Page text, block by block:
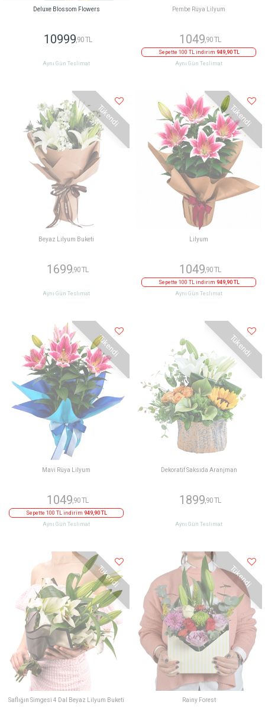
Deluxe Blossom Flowers
10999,90 TL
Aynı Gün Teslimat
Pembe Rüya Lilyum
1049,90 TL
Sepette 100 TL indirim 949,90 TL
Aynı Gün Teslimat
Tükendi
Beyaz Lilyum Buketi
1699,90 TL
Aynı Gün Teslimat
Tükendi
Lilyum
1049,90 TL
Sepette 100 TL indirim 949,90 TL
Aynı Gün Teslimat
Tükendi
Mavi Rüya Lilyum
1049 ,90 TL
Sepette 100 TL indirim 949,90 TL
Aynı Gün Teslimat
Tükendi
Dekoratif Saksıda Aranjman
1899 ,90 TL
Aynı Gün Teslimat
Tükendi
Saflığın Simgesi 4 Dal Beyaz Lilyum Buketi
Tükendi
Rainy Forest